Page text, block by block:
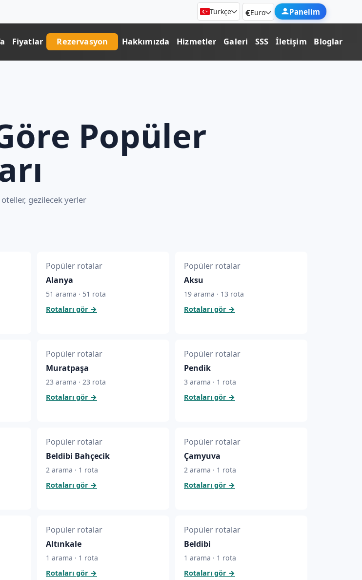
Türkçe €Euro Panelim
Fiyatlar Rezervasyon Hakkımızda Hizmetler Galeri SSS İletişim Bloglar
Popüler
gezilecek yerler
Popüler rotalar
Alanya
51 arama · 51 rota
Rotaları gör →
Popüler rotalar
Aksu
19 arama · 13 rota
Rotaları gör →
Popüler rotalar
Muratpaşa
23 arama · 23 rota
Rotaları gör →
Popüler rotalar
Pendik
3 arama · 1 rota
Rotaları gör →
Popüler rotalar
Beldibi Bahçecik
2 arama · 1 rota
Rotaları gör →
Popüler rotalar
Çamyuva
2 arama · 1 rota
Rotaları gör →
Popüler rotalar
Altınkale
1 arama · 1 rota
Rotaları gör →
Popüler rotalar
Beldibi
1 arama · 1 rota
Rotaları gör →